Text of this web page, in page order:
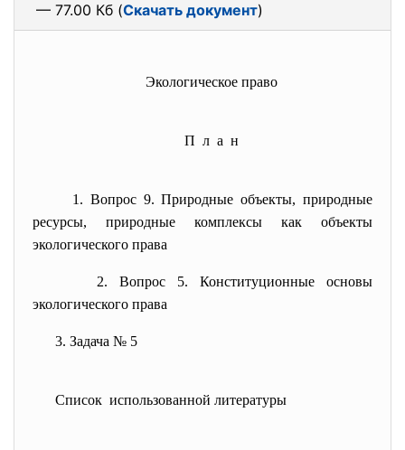
— 77.00 Кб (Скачать документ)
Экологическое право
П л а н
1. Вопрос 9. Природные объекты, природные
ресурсы, природные комплексы как объекты
экологического права
2. Вопрос 5. Конституционные основы
экологического права
3. Задача № 5
Список использованной литературы